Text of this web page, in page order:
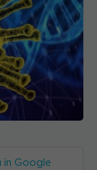
în Google